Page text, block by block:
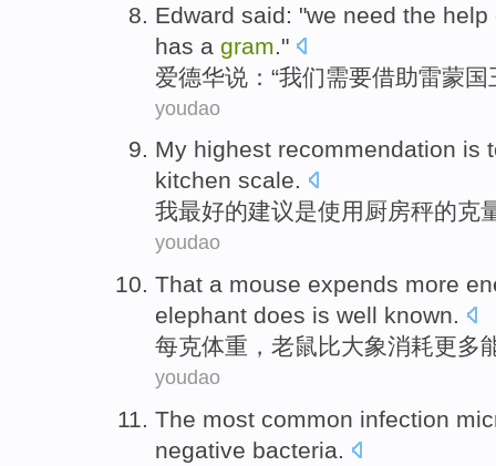
Edward said: "we need the help
has a gram ."
爱德华说 ：“我们需要借助雷蒙国
youdao
My highest recommendation is
kitchen scale.
我最好的建议是使用 厨房秤的克
youdao
That a mouse expends more
elephant does is well known.
每克体重 ， 老鼠比大象消耗更多
youdao
The most common infection
negative bacteria.